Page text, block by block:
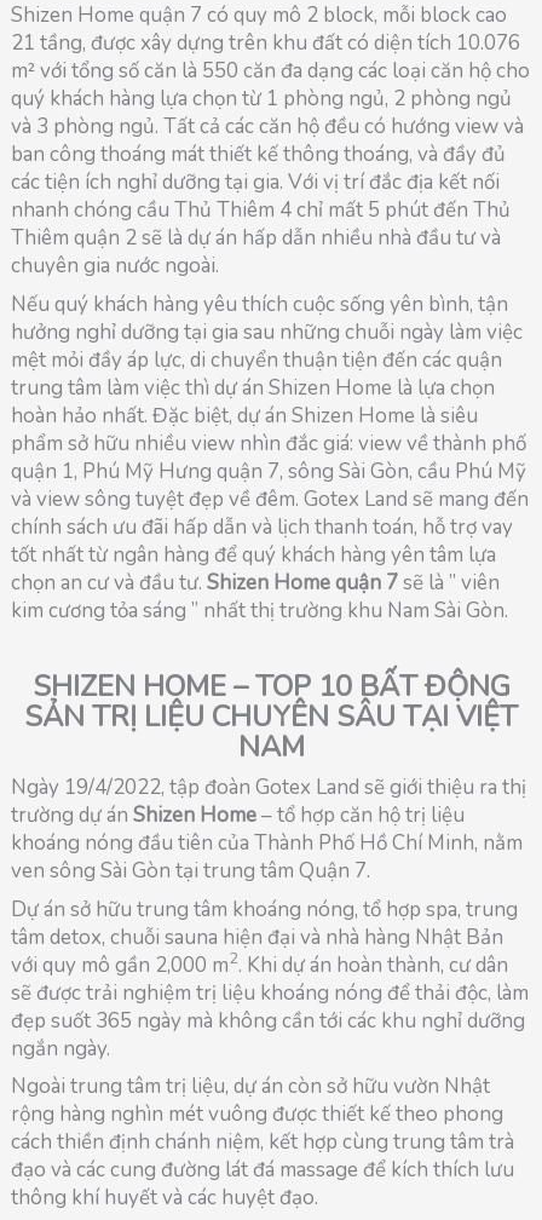
Shizen Home quận 7 có quy mô 2 block, mỗi block cao
21 tầng, được xây dựng trên khu đất có diện tích 10.076
m² với tổng số căn là 550 căn đa dạng các loại căn hộ cho
quý khách hàng lựa chọn từ 1 phòng ngủ, 2 phòng ngủ
và 3 phòng ngủ. Tất cả các căn hộ đều có hướng view và
ban công thoáng mát thiết kế thông thoáng, và đầy đủ
các tiện ích nghỉ dưỡng tại gia. Với vị trí đắc địa kết nối
nhanh chóng cầu Thủ Thiêm 4 chỉ mất 5 phút đến Thủ
Thiêm quận 2 sẽ là dự án hấp dẫn nhiều nhà đầu tư và
chuyên gia nước ngoài.
Nếu quý khách hàng yêu thích cuộc sống yên bình, tận
hưởng nghỉ dưỡng tại gia sau những chuỗi ngày làm việc
mệt mỏi đầy áp lực, di chuyển thuận tiện đến các quận
trung tâm làm việc thì dự án Shizen Home là lựa chọn
hoàn hảo nhất. Đặc biệt, dự án Shizen Home là siêu
phẩm sở hữu nhiều view nhìn đắc giá: view về thành phố
quận 1, Phú Mỹ Hưng quận 7, sông Sài Gòn, cầu Phú Mỹ
và view sông tuyệt đẹp về đêm. Gotex Land sẽ mang đến
chính sách ưu đãi hấp dẫn và lịch thanh toán, hỗ trợ vay
tốt nhất từ ngân hàng để quý khách hàng yên tâm lựa
chọn an cư và đầu tư.Shizen Home quận 7sẽ là ” viên
kim cương tỏa sáng ” nhất thị trường khu Nam Sài Gòn.
SHIZEN HOME – TOP 10 BẤT ĐỘNG
SẢN TRỊ LIỆU CHUYÊN SÂU TẠI VIỆT
NAM
Ngày 19/4/2022, tập đoàn Gotex Land sẽ giới thiệu ra thị
trường dự ánShizen Home– tổ hợp căn hộ trị liệu
khoáng nóng đầu tiên của Thành Phố Hồ Chí Minh, nằm
ven sông Sài Gòn tại trung tâm Quận 7.
Dự án sở hữu trung tâm khoáng nóng, tổ hợp spa, trung
tâm detox, chuỗi sauna hiện đại và nhà hàng Nhật Bản
với quy mô gần 2,000 m2. Khi dự án hoàn thành, cư dân
sẽ được trải nghiệm trị liệu khoáng nóng để thải độc, làm
đẹp suốt 365 ngày mà không cần tới các khu nghỉ dưỡng
ngắn ngày.
Ngoài trung tâm trị liệu, dự án còn sở hữu vườn Nhật
rộng hàng nghìn mét vuông được thiết kế theo phong
cách thiền định chánh niệm, kết hợp cùng trung tâm trà
đạo và các cung đường lát đá massage để kích thích lưu
thông khí huyết và các huyệt đạo.